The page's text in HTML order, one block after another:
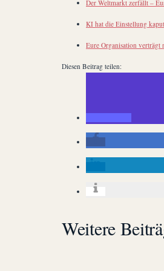
Der Weltmarkt zerfällt –
KI hat die Einstellung
Eure Organisation verträgt
Diesen Beitrag teilen:
Weitere